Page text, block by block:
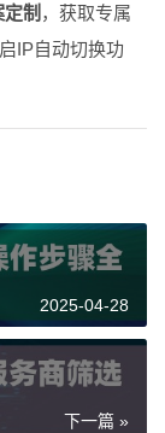
制 ，获取专属
IP自动切换功
2025-04-28
下一篇 »